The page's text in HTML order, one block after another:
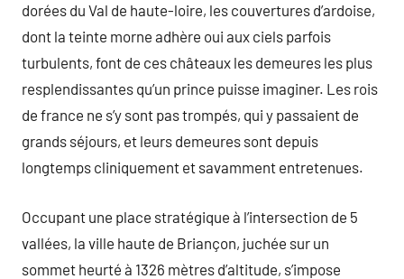
dorées du Val de haute-loire, les couvertures d’ardoise,
dont la teinte morne adhère oui aux ciels parfois
turbulents, font de ces châteaux les demeures les plus
resplendissantes qu’un prince puisse imaginer. Les rois
de france ne s’y sont pas trompés, qui y passaient de
grands séjours, et leurs demeures sont depuis
longtemps cliniquement et savamment entretenues.
Occupant une place stratégique à l’intersection de 5
vallées, la ville haute de Briançon, juchée sur un
sommet heurté à 1326 mètres d’altitude, s’impose